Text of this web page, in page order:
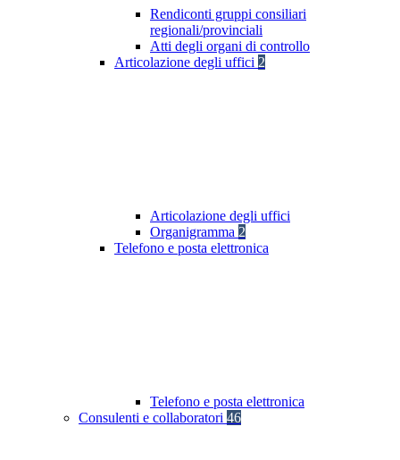
Rendiconti gruppi consiliari
regionali/provinciali
Atti degli organi di controllo
Articolazione degli uffici 2
Articolazione degli uffici
Organigramma 2
Telefono e posta elettronica
Telefono e posta elettronica
Consulenti e collaboratori 46